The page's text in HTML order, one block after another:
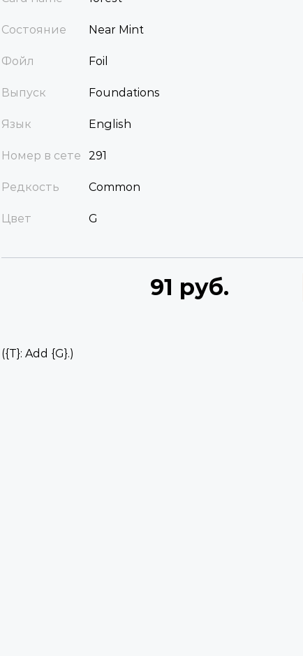
Состояние Near Mint
Фойл Foil
Выпуск Foundations
Язык English
Номер в сете 291
Редкость Common
Цвет G
91 руб.
({T}: Add {G}.)